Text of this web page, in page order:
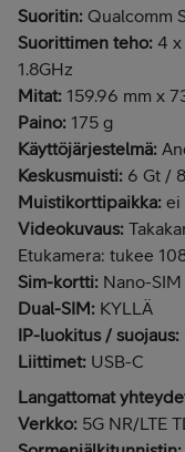
Suoritin: Qualcomm
Suorittimen teho: 4 x
1.8GHz
Mitat: 159.96 mm x
Paino: 175 g
Käyttöjärjestelmä:
Keskusmuisti: 6 Gt /
Muistikorttipaikka: ei
Videokuvaus:
Etukamera: tukee
Sim-kortti: Nano-SIM
Dual-SIM: KYLLÄ
IP-luokitus / suojaus:
Liittimet: USB-C
Langattomat
Verkko: 5G NR/LTE